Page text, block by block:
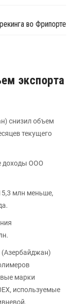
во Фрипорте
экспорта
снизил объем
текущего
доходы ООО
млн меньше,
(Азербайджан)
марки
используемые